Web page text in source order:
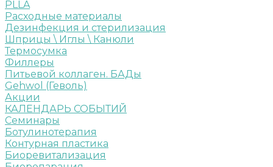
PLLA
Расходные материалы
Дезинфекция и стерилизация
Шприцы \ Иглы \ Канюли
Термосумка
Филлеры
Питьевой коллаген. БАДы
Gehwol (Геволь)
Акции
КАЛЕНДАРЬ СОБЫТИЙ
Семинары
Ботулинотерапия
Контурная пластика
Биоревитализация